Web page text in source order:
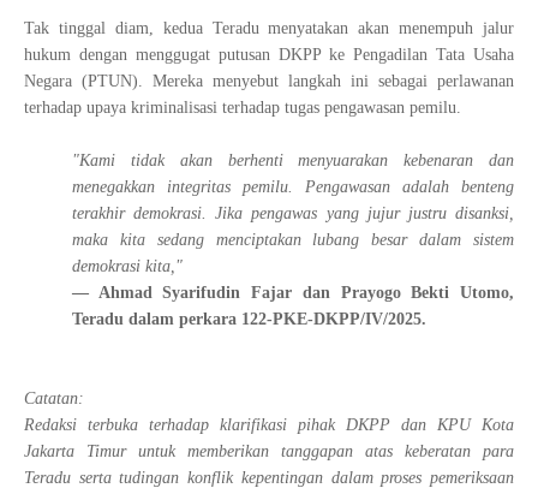
Tak tinggal diam, kedua Teradu menyatakan akan menempuh jalur
hukum dengan menggugat putusan DKPP ke Pengadilan Tata Usaha
Negara (PTUN). Mereka menyebut langkah ini sebagai perlawanan
terhadap upaya kriminalisasi terhadap tugas pengawasan pemilu.
"Kami tidak akan berhenti menyuarakan kebenaran dan
menegakkan integritas pemilu. Pengawasan adalah benteng
terakhir demokrasi. Jika pengawas yang jujur justru disanksi,
maka kita sedang menciptakan lubang besar dalam sistem
demokrasi kita,"
— Ahmad Syarifudin Fajar dan Prayogo Bekti Utomo,
Teradu dalam perkara 122-PKE-DKPP/IV/2025.
Catatan:
Redaksi terbuka terhadap klarifikasi pihak DKPP dan KPU Kota
Jakarta Timur untuk memberikan tanggapan atas keberatan para
Teradu serta tudingan konflik kepentingan dalam proses pemeriksaan